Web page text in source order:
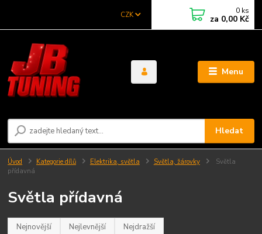
Menu
CZK
Hledat
0 ks
za 0,00 Kč
Úvod Kategorie dílů Elektrika, světla Světla, žárovky
Světla
přídavná
Světla přídavná
Nejnovější Nejlevnější Nejdražší